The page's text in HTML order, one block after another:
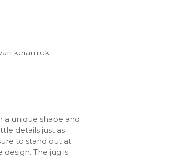
keramiek.
a unique shape and
details just as
to stand out at
The jug is